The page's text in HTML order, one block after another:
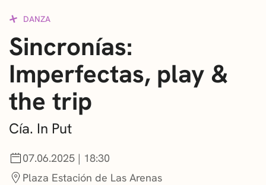
CONVOCATORIAS
NOTICIAS
GETXO KULTURA
ASOCIACIONES CULTURALES
DANZA
Sincronías:
Imperfectas, play &
the trip
Cía. In Put
07.06.2025 | 18:30
Plaza Estación de Las Arenas